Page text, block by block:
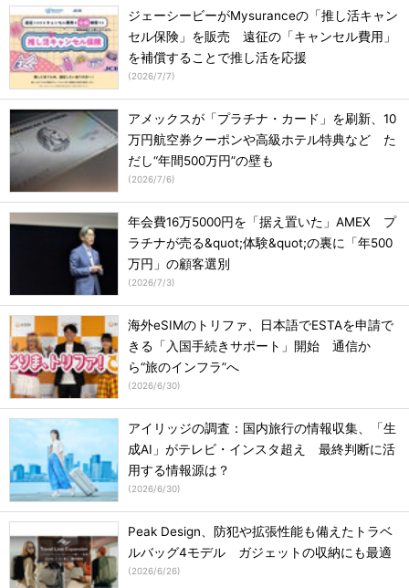
ジェーシービーがMysuranceの「推し活キャン
セル保険」を販売 遠征の「キャンセル費用」
を補償することで推し活を応援
(2026/7/7)
アメックスが「プラチナ・カード」を刷新、10
万円航空券クーポンや高級ホテル特典など た
だし“年間500万円”の壁も
(2026/7/6)
年会費16万5000円を「据え置いた」AMEX プ
ラチナが売る&quot;体験&quot;の裏に「年500
万円」の顧客選別
(2026/7/3)
海外eSIMのトリファ、日本語でESTAを申請で
きる「入国手続きサポート」開始 通信か
ら“旅のインフラ”へ
(2026/6/30)
アイリッジの調査：国内旅行の情報収集、「生
成AI」がテレビ・インスタ超え 最終判断に活
用する情報源は？
(2026/6/30)
Peak Design、防犯や拡張性能も備えたトラベ
ルバッグ4モデル ガジェットの収納にも最適
(2026/6/26)